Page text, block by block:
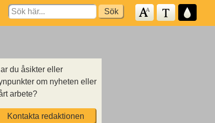
Search
for:
du åsikter eller
om nyheten eller
arbete?
Kontakta redaktionen